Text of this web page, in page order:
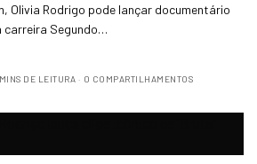
Olivia Rodrigo pode lançar documentário
carreira Segundo…
DE LEITURA 0 COMPARTILHAMENTOS